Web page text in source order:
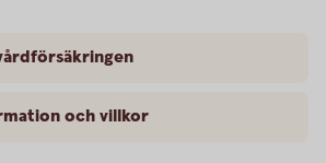
och villkor